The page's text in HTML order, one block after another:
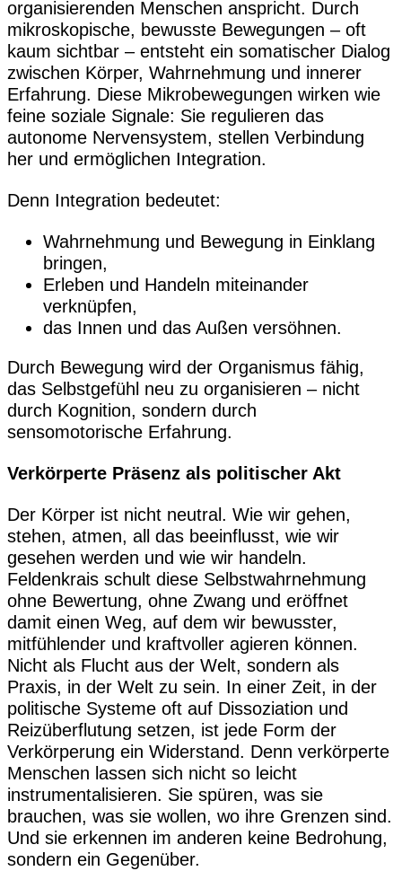
organisierenden Menschen anspricht. Durch
mikroskopische, bewusste Bewegungen – oft
kaum sichtbar – entsteht ein somatischer Dialog
zwischen Körper, Wahrnehmung und innerer
Erfahrung. Diese Mikrobewegungen wirken wie
feine soziale Signale: Sie regulieren das
autonome Nervensystem, stellen Verbindung
her und ermöglichen Integration.
Denn Integration bedeutet:
Wahrnehmung und Bewegung in Einklang
bringen,
Erleben und Handeln miteinander
verknüpfen,
das Innen und das Außen versöhnen.
Durch Bewegung wird der Organismus fähig,
das Selbstgefühl neu zu organisieren – nicht
durch Kognition, sondern durch
sensomotorische Erfahrung.
Verkörperte Präsenz als politischer Akt
Der Körper ist nicht neutral. Wie wir gehen,
stehen, atmen, all das beeinflusst, wie wir
gesehen werden und wie wir handeln.
Feldenkrais schult diese Selbstwahrnehmung
ohne Bewertung, ohne Zwang und eröffnet
damit einen Weg, auf dem wir bewusster,
mitfühlender und kraftvoller agieren können.
Nicht als Flucht aus der Welt, sondern als
Praxis, in der Welt zu sein. In einer Zeit, in der
politische Systeme oft auf Dissoziation und
Reizüberflutung setzen, ist jede Form der
Verkörperung ein Widerstand. Denn verkörperte
Menschen lassen sich nicht so leicht
instrumentalisieren. Sie spüren, was sie
brauchen, was sie wollen, wo ihre Grenzen sind.
Und sie erkennen im anderen keine Bedrohung,
sondern ein Gegenüber.